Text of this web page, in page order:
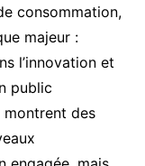
consommation,
majeur :
l’innovation et
public
montrent des